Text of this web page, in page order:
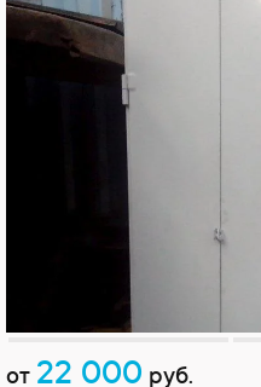
от 22 000 руб.